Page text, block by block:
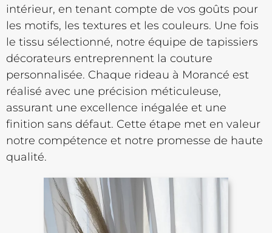
intérieur, en tenant compte de vos goûts pour
les motifs, les textures et les couleurs. Une fois
le tissu sélectionné, notre équipe de tapissiers
décorateurs entreprennent la couture
personnalisée. Chaque rideau à Morancé est
réalisé avec une précision méticuleuse,
assurant une excellence inégalée et une
finition sans défaut. Cette étape met en valeur
notre compétence et notre promesse de haute
qualité.